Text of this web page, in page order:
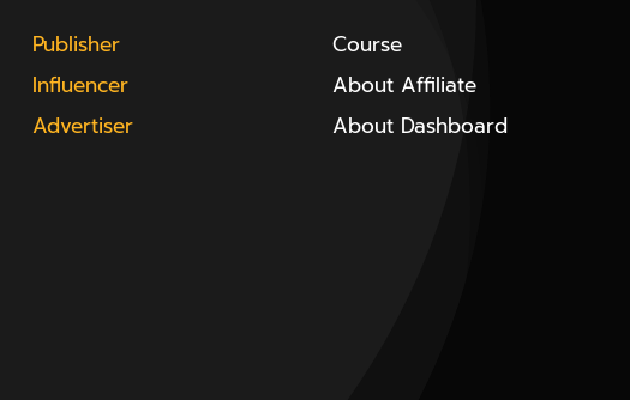
Publisher
Influencer
Advertiser
Course
About Affiliate
About Dashboard